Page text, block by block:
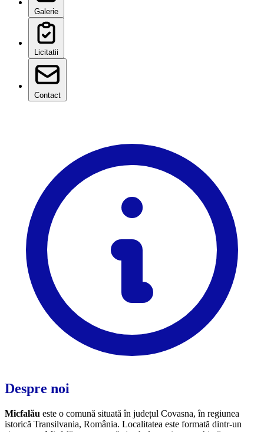
Galerie
Licitatii
Contact
Despre noi
Micfalău este o comună situată în județul Covasna, în regiunea
istorică Transilvania, România. Localitatea este formată dintr-un